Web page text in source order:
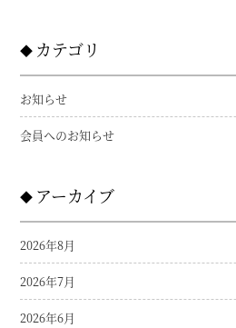
カテゴリ
お知らせ
会員へのお知らせ
アーカイブ
2026年8月
2026年7月
2026年6月